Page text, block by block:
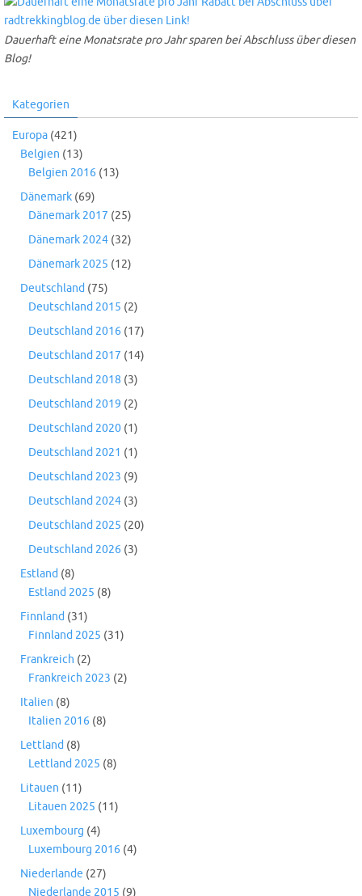
Dauerhaft eine Monatsrate pro Jahr sparen bei Abschluss über diesen
Blog!
Kategorien
Europa (421)
Belgien (13)
Belgien 2016 (13)
Dänemark (69)
Dänemark 2017 (25)
Dänemark 2024 (32)
Dänemark 2025 (12)
Deutschland (75)
Deutschland 2015 (2)
Deutschland 2016 (17)
Deutschland 2017 (14)
Deutschland 2018 (3)
Deutschland 2019 (2)
Deutschland 2020 (1)
Deutschland 2021 (1)
Deutschland 2023 (9)
Deutschland 2024 (3)
Deutschland 2025 (20)
Deutschland 2026 (3)
Estland (8)
Estland 2025 (8)
Finnland (31)
Finnland 2025 (31)
Frankreich (2)
Frankreich 2023 (2)
Italien (8)
Italien 2016 (8)
Lettland (8)
Lettland 2025 (8)
Litauen (11)
Litauen 2025 (11)
Luxembourg (4)
Luxembourg 2016 (4)
Niederlande (27)
Niederlande 2015 (9)